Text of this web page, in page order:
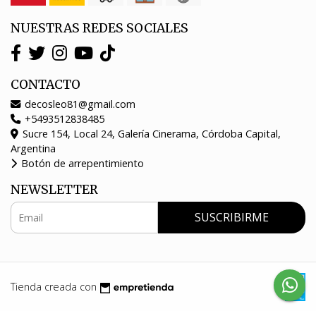
NUESTRAS REDES SOCIALES
CONTACTO
decosleo81@gmail.com
+5493512838485
Sucre 154, Local 24, Galería Cinerama, Córdoba Capital,
Argentina
Botón de arrepentimiento
NEWSLETTER
SUSCRIBIRME
Tienda creada con